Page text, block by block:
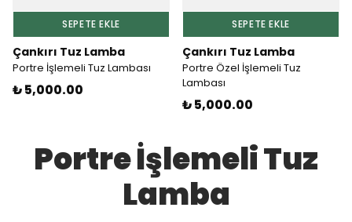
SEPETE EKLE
Çankırı Tuz Lamba
Portre İşlemeli Tuz Lambası
₺ 5,000.00
SEPETE EKLE
Çankırı Tuz Lamba
Portre Özel İşlemeli Tuz
Lambası
₺ 5,000.00
Portre İşlemeli Tuz
Lamba